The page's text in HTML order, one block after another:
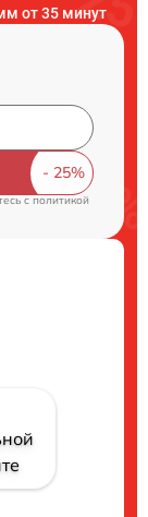
от 35 минут
cполитикой